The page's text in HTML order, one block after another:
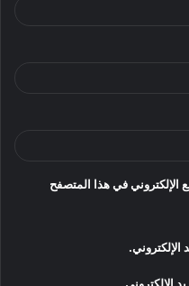
الإلكتروني في هذا المتصفح
الإلكتروني.